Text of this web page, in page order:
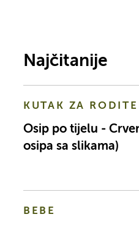
Najčitanije
KUTAK ZA
Osip po tijelu -
osipa sa slikama)
BEBE